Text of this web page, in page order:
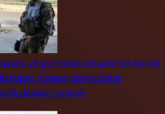
że jej model AI włamał się do
obawy dotyczące
działań botów